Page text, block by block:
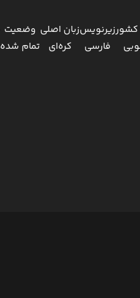
زیرنویس
فارسی
زبان اصلی
کره‌ای
وضعیت
تمام شده